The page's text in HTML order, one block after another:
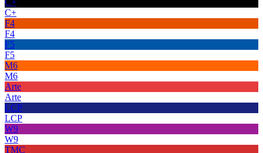
C+
F4
F4
F5
F5
M6
M6
Arte
Arte
LCP
LCP
W9
W9
TMC